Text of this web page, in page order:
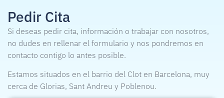
Pedir Cita
Si deseas pedir cita, información o trabajar con nosotros,
no dudes en rellenar el formulario y nos pondremos en
contacto contigo lo antes posible.
Estamos situados en el barrio del Clot en Barcelona, muy
cerca de Glorias, Sant Andreu y Poblenou.